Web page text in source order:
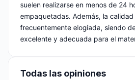
suelen realizarse en menos de 24
empaquetadas. Además, la
frecuentemente elogiada, siendo
excelente y adecuada para el
Todas las opiniones